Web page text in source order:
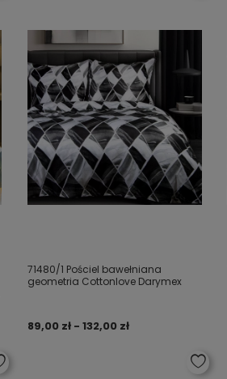
71480/1 Pościel bawełniana
geometria Cottonlove Darymex
89,00 zł - 132,00 zł